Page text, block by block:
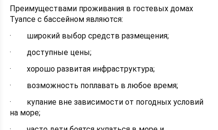
Преимуществами проживания в гостевых домах
Туапсе с бассейном являются:
· широкий выбор средств размещения;
· доступные цены;
· хорошо развитая инфраструктура;
· возможность поплавать в любое время;
· купание вне зависимости от погодных условий
на море;